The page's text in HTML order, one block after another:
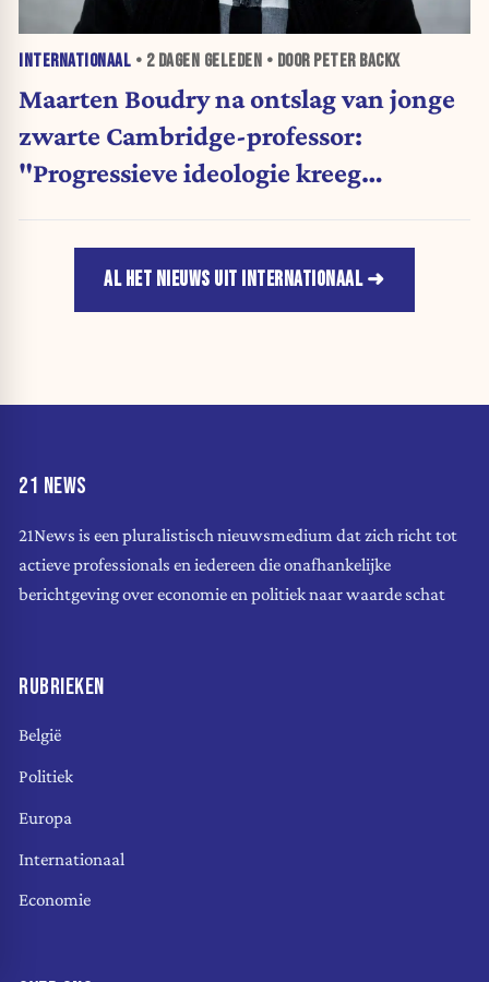
INTERNATIONAAL • 2 DAGEN GELEDEN • DOOR PETER BACKX
Maarten Boudry na ontslag van jonge
zwarte Cambridge-professor:
"Progressieve ideologie kreeg
AL HET NIEUWS UIT INTERNATIONAAL
21 NEWS
21News is een pluralistisch nieuwsmedium dat zich richt tot
actieve professionals en iedereen die onafhankelijke
berichtgeving over economie en politiek naar waarde schat
RUBRIEKEN
België
Politiek
Europa
Internationaal
Economie